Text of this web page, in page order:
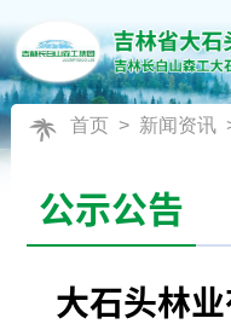
首页> 新闻资讯
公示公告
大石头林